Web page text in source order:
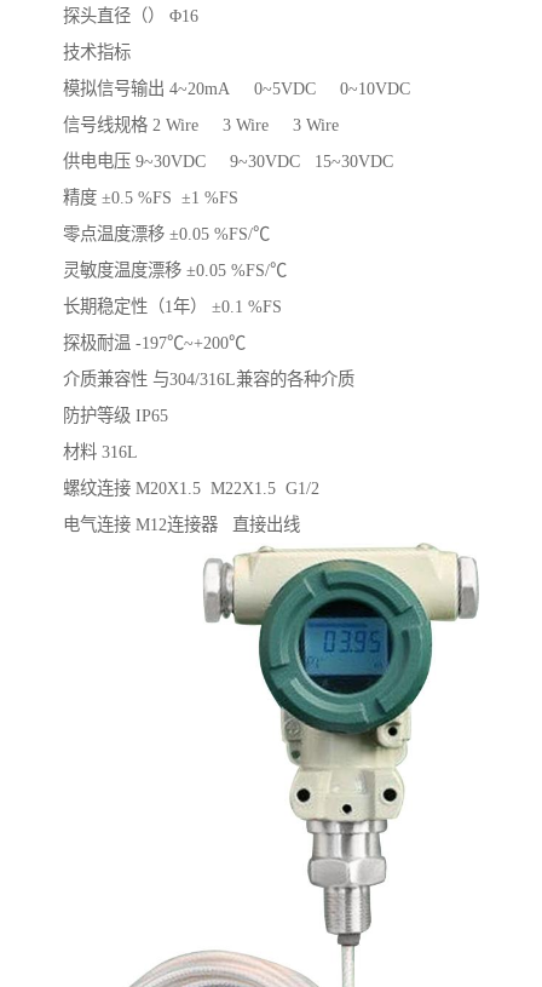
探头直径（） Φ16
技术指标
模拟信号输出 4~20mA 0~5VDC 0~10VDC
信号线规格 2 Wire 3 Wire 3 Wire
供电电压 9~30VDC 9~30VDC 15~30VDC
精度 ±0.5 %FS ±1 %FS
零点温度漂移 ±0.05 %FS/℃
灵敏度温度漂移 ±0.05 %FS/℃
长期稳定性（1年） ±0.1 %FS
探极耐温 -197℃~+200℃
介质兼容性 与304/316L兼容的各种介质
防护等级 IP65
材料 316L
螺纹连接 M20X1.5 M22X1.5 G1/2
电气连接 M12连接器 直接出线